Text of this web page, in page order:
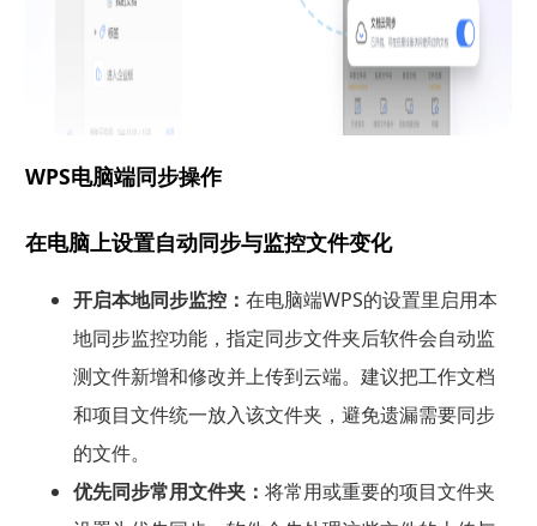
WPS电脑端同步操作
在电脑上设置自动同步与监控文件变化
开启本地同步监控： 在电脑端WPS的设置里启用本
地同步监控功能，指定同步文件夹后软件会自动监
测文件新增和修改并上传到云端。建议把工作文档
和项目文件统一放入该文件夹，避免遗漏需要同步
的文件。
优先同步常用文件夹： 将常用或重要的项目文件夹